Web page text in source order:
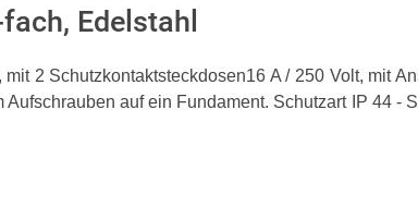
Edelstahl
2 Schutzkontaktsteckdosen16 A / 250 Volt, mit
auf ein Fundament. Schutzart IP 44 -